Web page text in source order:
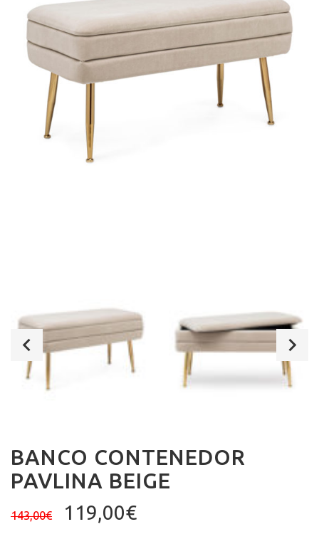
BANCO CONTENEDOR
PAVLINA BEIGE
143,00€
El
119,00€El